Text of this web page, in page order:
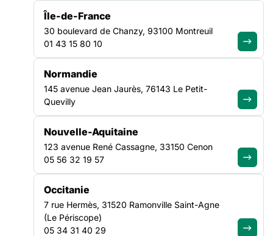
Trouver ma région
Vous avez des
questions ?
Découvrir notre FAQ
Recevez chaque mois les analyses,
décryptages et positionnements de
la FAS
Île-de-France
30 boulevard de Chanzy, 93100 Montreuil
01 43 15 80 10
Normandie
145 avenue Jean Jaurès, 76143 Le Petit-
Quevilly
Nouvelle-Aquitaine
123 avenue René Cassagne, 33150 Cenon
05 56 32 19 57
Occitanie
7 rue Hermès, 31520 Ramonville Saint-Agne
(Le Périscope)
05 34 31 40 29